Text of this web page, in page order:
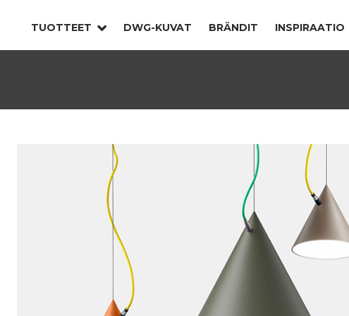
TUOTTEET DWG-KUVAT BRÄNDIT INSPIRAATIO